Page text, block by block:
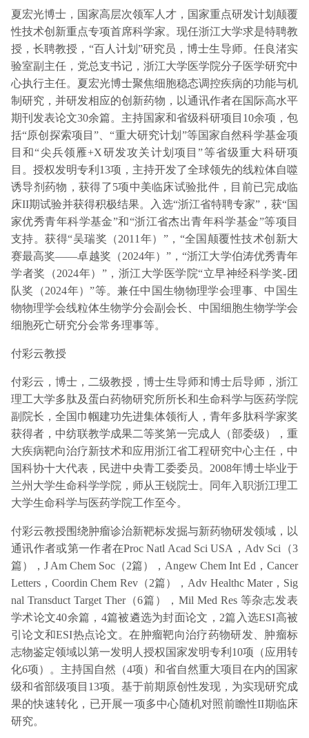
夏宏光博士，国家高层次领军人才，国家重点研发计划颠覆
性技术创新重点专项首席科学家。现任浙江大学求是特聘教
授，长聘教授，“百人计划”研究员，博士生导师。任良渚实
验室副主任，党总支书记，浙江大学医学院分子医学研究中
心执行主任。夏宏光博士聚焦细胞稳态调控疾病的功能与机
制研究，并研发相应的创新药物，以通讯作者在国际高水平
期刊发表论文30余篇。主持国家和省级科研项目10余项，包
括“原创探索项目”、“重大研究计划”等国家自然科学基金项
目和“尖兵领雁+X研发攻关计划项目”等省级重大科研项
目。授权发明专利13项，主持开发了全球领先的线粒体自噬
诱导剂药物，获得了5项中美临床试验批件，目前已完成临
床II期试验并获得积极结果。入选“浙江省特聘专家”，获“国
家优秀青年科学基金”和“浙江省杰出青年科学基金”等项目
支持。获得“吴瑞奖（2011年）”，“全国颠覆性技术创新大
赛最高奖——卓越奖（2024年）”，“浙江大学伯涛优秀青年
学者奖（2024年）”，浙江大学医学院“立早神经科学奖-团
队奖（2024年）”等。兼任中国生物物理学会理事、中国生
物物理学会线粒体生物学分会副会长、中国细胞生物学学会
细胞死亡研究分会常务理事等。
付彩云教授
付彩云，博士，二级教授，博士生导师和博士后导师，浙江
理工大学多肽及蛋白药物研究所所长和生命科学与医药学院
副院长，全国巾帼建功先进集体领衔人，青年多肽科学家奖
获得者，中纺联教学成果二等奖第一完成人（部委级），重
大疾病靶向治疗新技术和应用浙江省工程研究中心主任，中
国科协十大代表，民进中央青工委委员。2008年博士毕业于
兰州大学生命科学学院，师从王锐院士。同年入职浙江理工
大学生命科学与医药学院工作至今。
付彩云教授围绕肿瘤诊治新靶标发掘与新药物研发领域，以
通讯作者或第一作者在Proc Natl Acad Sci USA，Adv Sci（3
篇），J Am Chem Soc（2篇），Angew Chem Int Ed，Cancer
Letters，Coordin Chem Rev（2篇），Adv Healthc Mater，Sig
nal Transduct Target Ther（6篇），Mil Med Res 等杂志发表
学术论文40余篇，4篇被遴选为封面论文，2篇入选ESI高被
引论文和ESI热点论文。在肿瘤靶向治疗药物研发、肿瘤标
志物鉴定领域以第一发明人授权国家发明专利10项（应用转
化6项）。主持国自然（4项）和省自然重大项目在内的国家
级和省部级项目13项。基于前期原创性发现，为实现研究成
果的快速转化，已开展一项多中心随机对照前瞻性II期临床
研究。